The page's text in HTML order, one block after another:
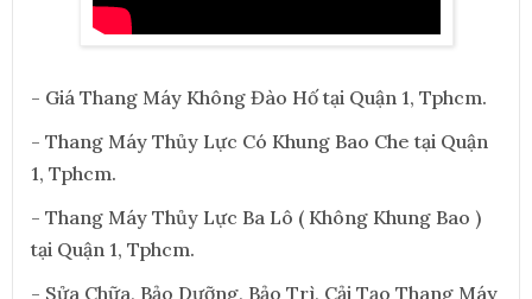
- Giá Thang Máy Không Đào Hố tại Quận 1, Tphcm.
- Thang Máy Thủy Lực Có Khung Bao Che tại Quận
1, Tphcm.
- Thang Máy Thủy Lực Ba Lô ( Không Khung Bao )
tại Quận 1, Tphcm.
- Sửa Chữa, Bảo Dưỡng, Bảo Trì, Cải Tạo Thang Máy